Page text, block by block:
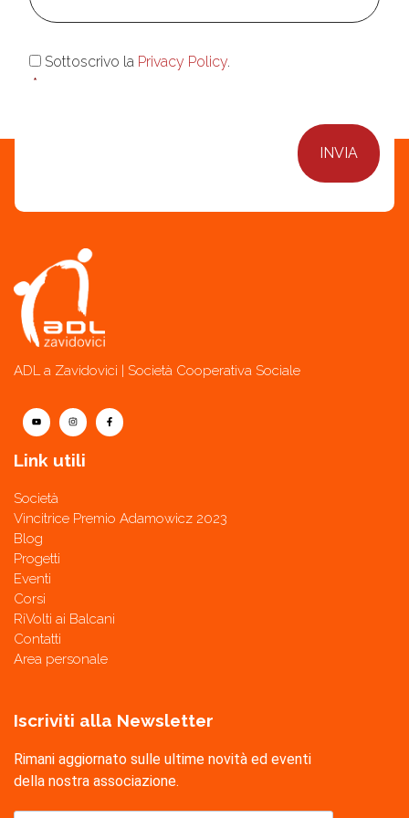
Consenso
Sottoscrivo la Privacy Policy.
*
ADL a Zavidovici | Società Cooperativa Sociale
Link utili
Società
Vincitrice Premio Adamowicz 2023
Blog
Progetti
Eventi
Corsi
RiVolti ai Balcani
Contatti
Area personale
Iscriviti alla Newsletter
Rimani aggiornato sulle ultime novità ed eventi
della nostra associazione.